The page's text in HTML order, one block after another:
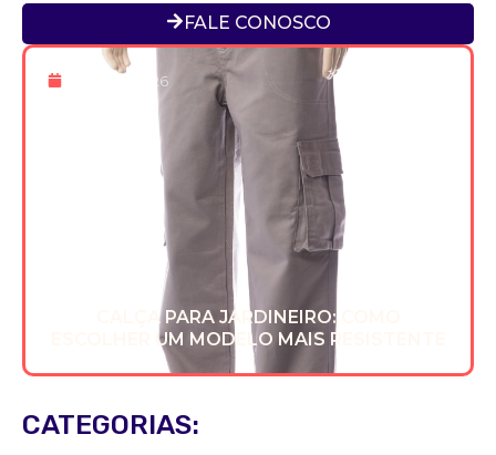
FALE CONOSCO
8 De Jun 2026
CALÇA PARA JARDINEIRO: COMO
ESCOLHER UM MODELO MAIS RESISTENTE
CATEGORIAS: